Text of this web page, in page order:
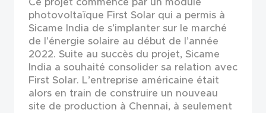
photovoltaïque First Solar qui a permis à
Sicame India de s’implanter sur le marché
de l’énergie solaire au début de l’année
2022. Suite au succès du projet, Sicame
India a souhaité consolider sa relation avec
First Solar. L’entreprise américaine était
alors en train de construire un nouveau
site de production à Chennai, à seulement